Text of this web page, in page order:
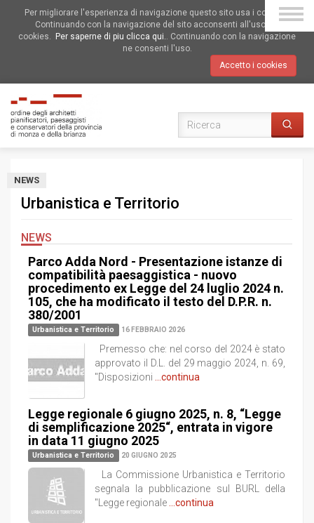
Per migliorare l'esperienza di navigazione questo sito usa i cookies.
Continuando con la navigazione del sito acconsenti all'uso dei
cookies.
Per saperne di piu clicca qui.. Continuando con la navigazione
ne consenti l'uso.
Accetto i cookies
NEWS
Urbanistica e Territorio
NEWS
Parco Adda Nord - Presentazione istanze di
compatibilità paesaggistica - nuovo
procedimento ex Legge del 24 luglio 2024 n.
105, che ha modificato il testo del D.P.R. n.
380/2001
Urbanistica e Territorio 16 FEBBRAIO 2026
Premesso che: nel corso del 2024 è stato
approvato il D.L. del 29 maggio 2024, n. 69,
"Disposizioni
...continua
Legge regionale 6 giugno 2025, n. 8, “Legge
di semplificazione 2025“, entrata in vigore
in data 11 giugno 2025
Urbanistica e Territorio 20 GIUGNO 2025
La Commissione Urbanistica e Territorio
segnala la pubblicazione sul BURL della
"Legge regionale
...continua